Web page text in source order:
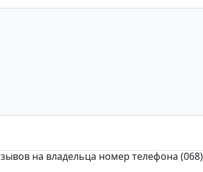
на владельца номер телефона